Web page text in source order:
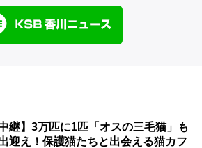
中継】3万匹に1匹「オスの三毛猫」も
迎え！保護猫たちと出会える猫カフ